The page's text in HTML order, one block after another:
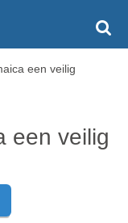
een veilig
een veilig